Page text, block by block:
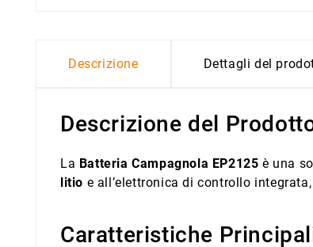
Descrizione Dettagli del
Descrizione del
La Batteria Campagnola EP2125 è una
litio e all’elettronica di controllo
Caratteristiche